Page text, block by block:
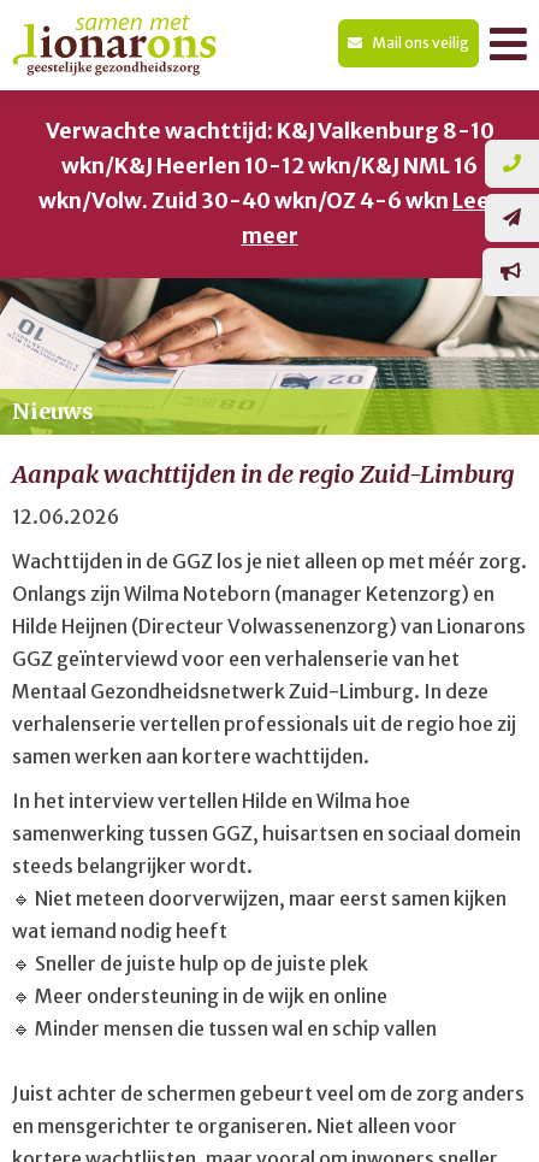
Mail ons veilig
Verwachte wachttijd: K&J Valkenburg 8-10
wkn/K&J Heerlen 10-12 wkn/K&J NML 16
wkn/Volw. Zuid 30-40 wkn/OZ 4-6 wkn Lees
meer
Nieuws
Aanpak wachttijden in de regio Zuid-Limburg
12.06.2026
Wachttijden in de GGZ los je niet alleen op met méér zorg.
Onlangs zijn Wilma Noteborn (manager Ketenzorg) en
Hilde Heijnen (Directeur Volwassenenzorg) van Lionarons
GGZ geïnterviewd voor een verhalenserie van het
Mentaal Gezondheidsnetwerk Zuid-Limburg. In deze
verhalenserie vertellen professionals uit de regio hoe zij
samen werken aan kortere wachttijden.
In het interview vertellen Hilde en Wilma hoe
samenwerking tussen GGZ, huisartsen en sociaal domein
steeds belangrijker wordt.
🔹 Niet meteen doorverwijzen, maar eerst samen kijken
wat iemand nodig heeft
🔹 Sneller de juiste hulp op de juiste plek
🔹 Meer ondersteuning in de wijk en online
🔹 Minder mensen die tussen wal en schip vallen
Juist achter de schermen gebeurt veel om de zorg anders
en mensgerichter te organiseren. Niet alleen voor